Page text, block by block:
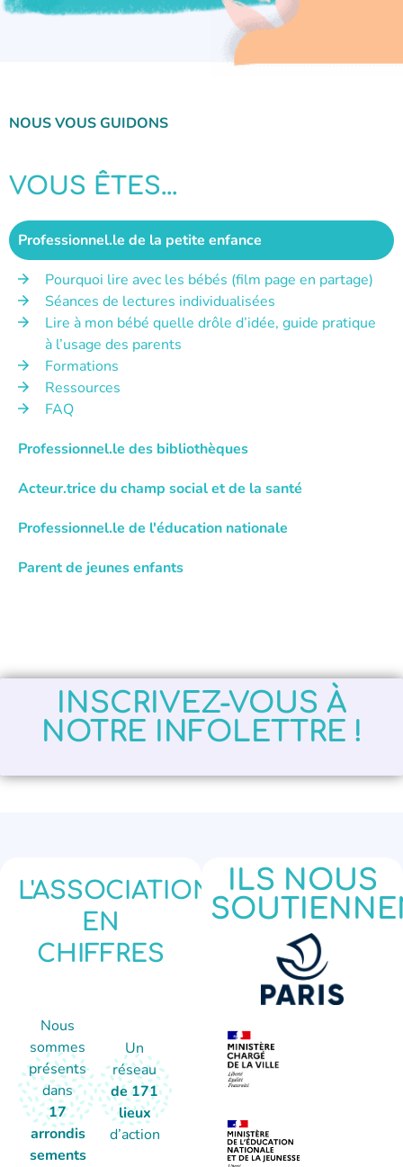
NOUS VOUS GUIDONS
VOUS ÊTES...
Professionnel.le de la petite enfance
Pourquoi lire avec les bébés (film page en partage)
Séances de lectures individualisées
Lire à mon bébé quelle drôle d’idée, guide pratique
à l’usage des parents
Formations
Ressources
FAQ
Professionnel.le des bibliothèques
Acteur.trice du champ social et de la santé
Professionnel.le de l'éducation nationale
Parent de jeunes enfants
INSCRIVEZ-VOUS À
NOTRE INFOLETTRE !
L'ASSOCIATION
EN
CHIFFRES
Nous
sommes
présents
dans
17
arrondis
sements
Un
réseau
de 171
lieux
d’action
ILS NOUS